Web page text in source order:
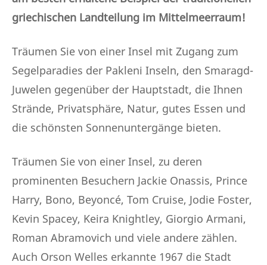
griechischen Landteilung im Mittelmeerraum!
Träumen Sie von einer Insel mit Zugang zum
Segelparadies der Pakleni Inseln, den Smaragd-
Juwelen gegenüber der Hauptstadt, die Ihnen
Strände, Privatsphäre, Natur, gutes Essen und
die schönsten Sonnenuntergänge bieten.
Träumen Sie von einer Insel, zu deren
prominenten Besuchern Jackie Onassis, Prince
Harry, Bono, Beyoncé, Tom Cruise, Jodie Foster,
Kevin Spacey, Keira Knightley, Giorgio Armani,
Roman Abramovich und viele andere zählen.
Auch Orson Welles erkannte 1967 die Stadt